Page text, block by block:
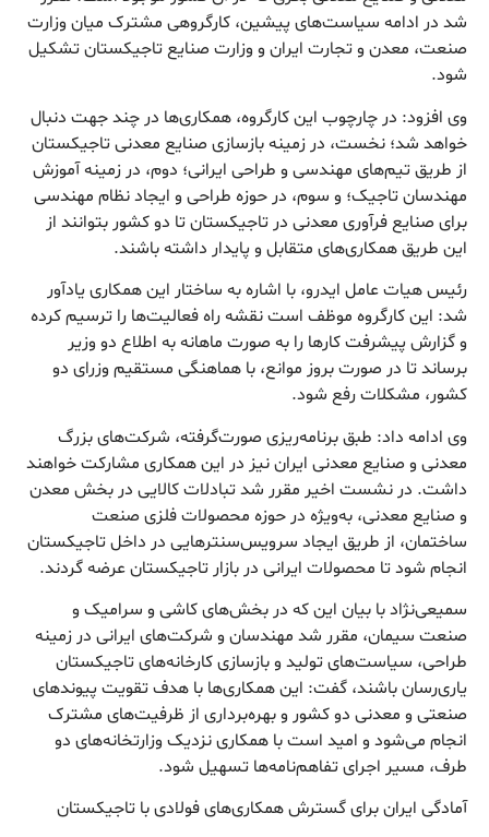
شد در ادامه سیاست‌های پیشین، کارگروهی مشترک میان وزارت
صنعت، معدن و تجارت ایران و وزارت صنایع تاجیکستان تشکیل
شود.
وی افزود: در چارچوب این کارگروه، همکاری‌ها در چند جهت دنبال
خواهد شد؛ نخست، در زمینه بازسازی صنایع معدنی تاجیکستان
از طریق تیم‌های مهندسی و طراحی ایرانی؛ دوم، در زمینه آموزش
مهندسان تاجیک؛ و سوم، در حوزه طراحی و ایجاد نظام مهندسی
برای صنایع فرآوری معدنی در تاجیکستان تا دو کشور بتوانند از
این طریق همکاری‌های متقابل و پایدار داشته باشند.
رئیس هیات عامل ایدرو، با اشاره به ساختار این همکاری یادآور
شد: این کارگروه موظف است نقشه راه فعالیت‌ها را ترسیم کرده
و گزارش پیشرفت کار‌ها را به صورت ماهانه به اطلاع دو وزیر
برساند تا در صورت بروز موانع، با هماهنگی مستقیم وزرای دو
کشور، مشکلات رفع شود.
وی ادامه داد: طبق برنامه‌ریزی صورت‌گرفته، شرکت‌های بزرگ
معدنی و صنایع معدنی ایران نیز در این همکاری مشارکت خواهند
داشت. در نشست اخیر مقرر شد تبادلات کالایی در بخش معدن
و صنایع معدنی، به‌ویژه در حوزه محصولات فلزی صنعت
ساختمان، از طریق ایجاد سرویس‌سنتر‌هایی در داخل تاجیکستان
انجام شود تا محصولات ایرانی در بازار تاجیکستان عرضه گردند.
سمیعی‌نژاد با بیان این که در بخش‌های کاشی و سرامیک و
صنعت سیمان، مقرر شد مهندسان و شرکت‌های ایرانی در زمینه
طراحی، سیاست‌های تولید و بازسازی کارخانه‌های تاجیکستان
یاری‌رسان باشند، گفت: این همکاری‌ها با هدف تقویت پیوند‌های
صنعتی و معدنی دو کشور و بهره‌برداری از ظرفیت‌های مشترک
انجام می‌شود و امید است با همکاری نزدیک وزارتخانه‌های دو
طرف، مسیر اجرای تفاهم‌نامه‌ها تسهیل شود.
آمادگی ایران برای گسترش همکاری‌های فولادی با تاجیکستان